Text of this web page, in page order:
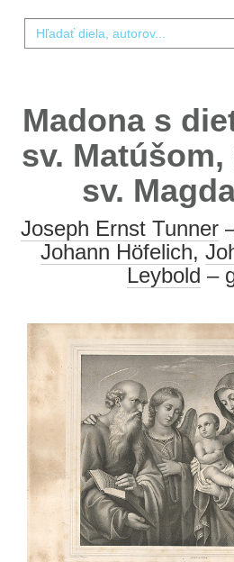
Madona s
sv.
sv.
Joseph Ernst Tunner
Johann Höfelich,
Leybold –